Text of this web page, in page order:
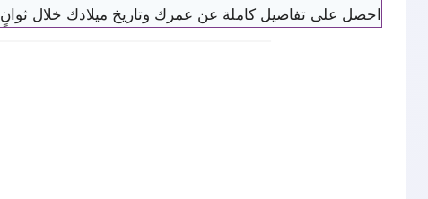
احصل على تفاصيل كاملة عن عمرك وتاريخ ميلادك خلال ثوانٍ